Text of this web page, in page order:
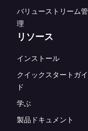
バリューストリーム管
理
リソース
インストール
クイックスタートガイ
ド
学ぶ
製品ドキュメント